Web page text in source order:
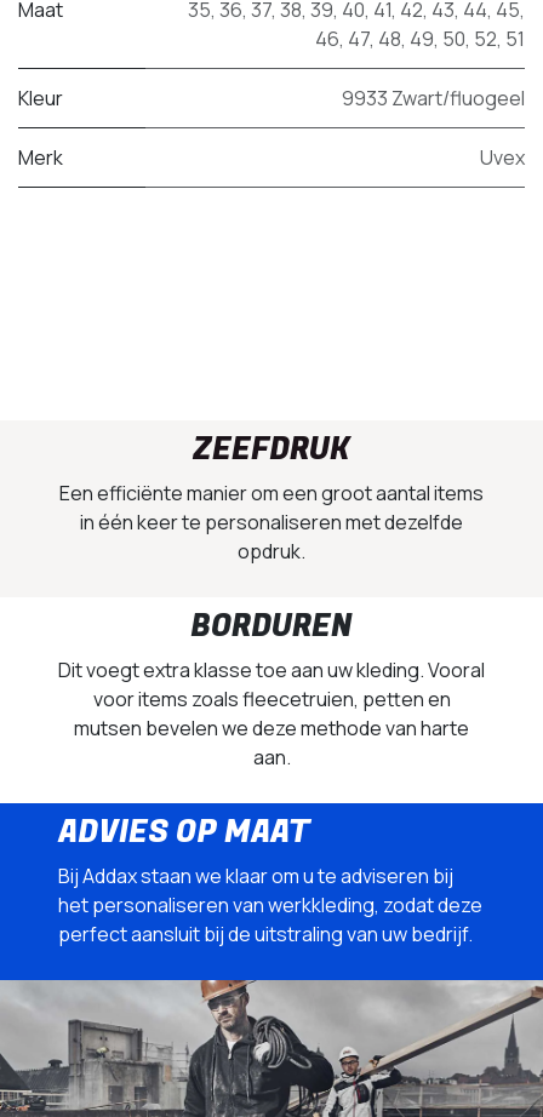
Maat 35, 36, 37, 38, 39, 40, 41, 42, 43, 44, 45,
46, 47, 48, 49, 50, 52, 51
Kleur 9933 Zwart/fluogeel
Merk Uvex
ZEEFDRUK
Een efficiënte manier om een groot aantal items
in één keer te personaliseren met dezelfde
opdruk.
BORDUREN
Dit voegt extra klasse toe aan uw kleding. Vooral
voor items zoals fleecetruien, petten en
mutsen bevelen we deze methode van harte
aan.
ADVIES OP MAAT
Bij Addax staan we klaar om u te adviseren bij
het personaliseren van werkkleding, zodat deze
perfect aansluit bij de uitstraling van uw bedrijf.